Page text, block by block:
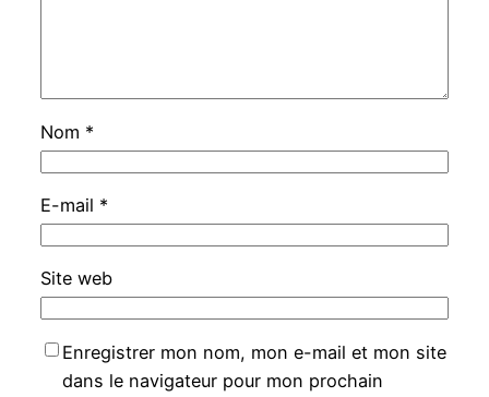
Nom *
E-mail *
Site web
Enregistrer mon nom, mon e-mail et mon site
dans le navigateur pour mon prochain